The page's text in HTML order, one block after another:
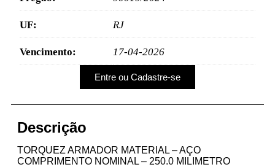
UF: RJ
Vencimento: 17-04-2026
Entre ou Cadastre-se
Descrição
TORQUEZ ARMADOR MATERIAL – AÇO
COMPRIMENTO NOMINAL – 250.0 MILIMETRO